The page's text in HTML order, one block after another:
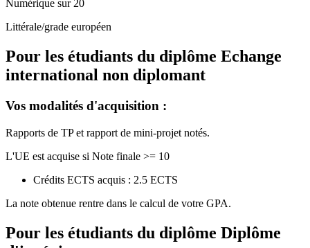
Numérique sur 20
Littérale/grade européen
Pour les étudiants du diplôme Echange
international non diplomant
Vos modalités d'acquisition :
Rapports de TP et rapport de mini-projet notés.
L'UE est acquise si Note finale >= 10
Crédits ECTS acquis : 2.5 ECTS
La note obtenue rentre dans le calcul de votre GPA.
Pour les étudiants du diplôme Diplôme